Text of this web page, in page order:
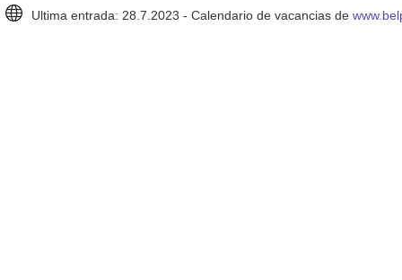
Ultima entrada: 28.7.2023 - Calendario de vacancias de